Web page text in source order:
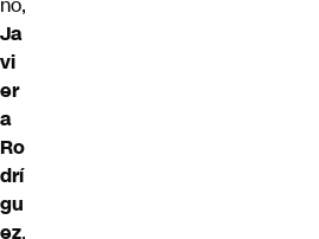
Ja
vi
er
a
Ro
drí
gu
ez,